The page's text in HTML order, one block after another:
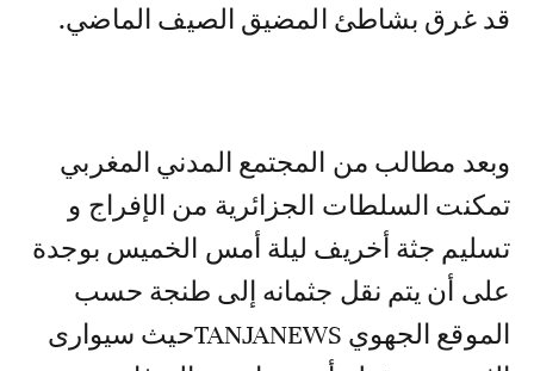
قد غرق بشاطئ المضيق الصيف الماضي.
وبعد مطالب من المجتمع المدني المغربي
تمكنت السلطات الجزائرية من الإفراج و
تسليم جثة أخريف ليلة أمس الخميس بوجدة
على أن يتم نقل جثمانه إلى طنجة حسب
الموقع الجهوي TANJANEWSحيث سيوارى